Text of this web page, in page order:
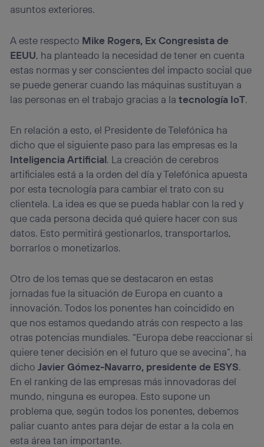
asuntos exteriores.
A este respecto Mike Rogers, Ex Congresista de
EEUU, ha planteado la necesidad de tener en cuenta
estas normas y ser conscientes del impacto social que
se puede generar cuando las máquinas sustituyan a
las personas en el trabajo gracias a latecnología IoT.
En relación a esto, el Presidente de Telefónica ha
dicho que el siguiente paso para las empresas es la
Inteligencia Artificial. La creación de cerebros
artificiales está a la orden del día y Telefónica apuesta
por esta tecnología para cambiar el trato con su
clientela. La idea es que se pueda hablar con la red y
que cada persona decida qué quiere hacer con sus
datos. Esto permitirá gestionarlos, transportarlos,
borrarlos o monetizarlos.
Otro de los temas que se destacaron en estas
jornadas fue la situación de Europa en cuanto a
innovación. Todos los ponentes han coincidido en
que nos estamos quedando atrás con respecto a las
otras potencias mundiales. “Europa debe reaccionar si
quiere tener decisión en el futuro que se avecina”, ha
dichoJavier Gómez-Navarro, presidente de ESYS.
En el ranking de las empresas más innovadoras del
mundo, ninguna es europea. Esto supone un
problema que, según todos los ponentes, debemos
paliar cuanto antes para dejar de estar a la cola en
esta área tan importante.